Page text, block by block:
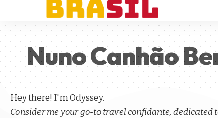
Nuno Canhão
Hey there! I'm Odyssey.
Consider me your go-to travel confidante, dedicated